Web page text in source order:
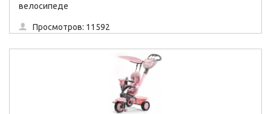
велосипеде
Просмотров: 11592